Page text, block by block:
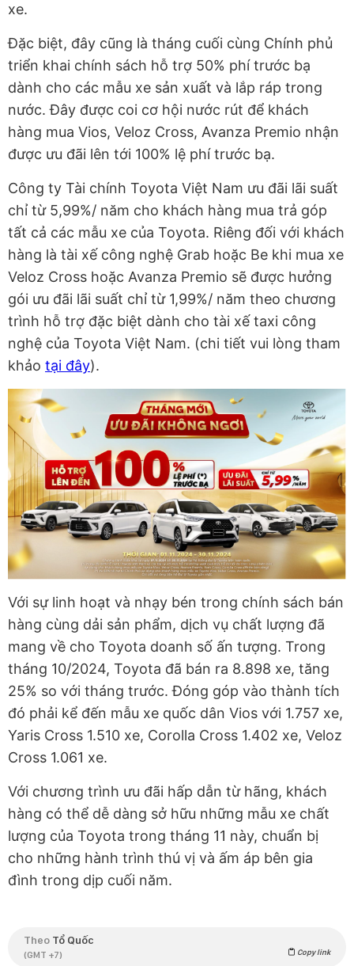
xe.
Đặc biệt, đây cũng là tháng cuối cùng Chính phủ
triển khai chính sách hỗ trợ 50% phí trước bạ
dành cho các mẫu xe sản xuất và lắp ráp trong
nước. Đây được coi cơ hội nước rút để khách
hàng mua Vios, Veloz Cross, Avanza Premio nhận
được ưu đãi lên tới 100% lệ phí trước bạ.
Công ty Tài chính Toyota Việt Nam ưu đãi lãi suất
chỉ từ 5,99%/ năm cho khách hàng mua trả góp
tất cả các mẫu xe của Toyota. Riêng đối với khách
hàng là tài xế công nghệ Grab hoặc Be khi mua xe
Veloz Cross hoặc Avanza Premio sẽ được hưởng
gói ưu đãi lãi suất chỉ từ 1,99%/ năm theo chương
trình hỗ trợ đặc biệt dành cho tài xế taxi công
nghệ của Toyota Việt Nam. (chi tiết vui lòng tham
khảo tại đây).
Với sự linh hoạt và nhạy bén trong chính sách bán
hàng cùng dải sản phẩm, dịch vụ chất lượng đã
mang về cho Toyota doanh số ấn tượng. Trong
tháng 10/2024, Toyota đã bán ra 8.898 xe, tăng
25% so với tháng trước. Đóng góp vào thành tích
đó phải kể đến mẫu xe quốc dân Vios với 1.757 xe,
Yaris Cross 1.510 xe, Corolla Cross 1.402 xe, Veloz
Cross 1.061 xe.
Với chương trình ưu đãi hấp dẫn từ hãng, khách
hàng có thể dễ dàng sở hữu những mẫu xe chất
lượng của Toyota trong tháng 11 này, chuẩn bị
cho những hành trình thú vị và ấm áp bên gia
đình trong dịp cuối năm.
Theo Tổ Quốc
(GMT +7) Copy link